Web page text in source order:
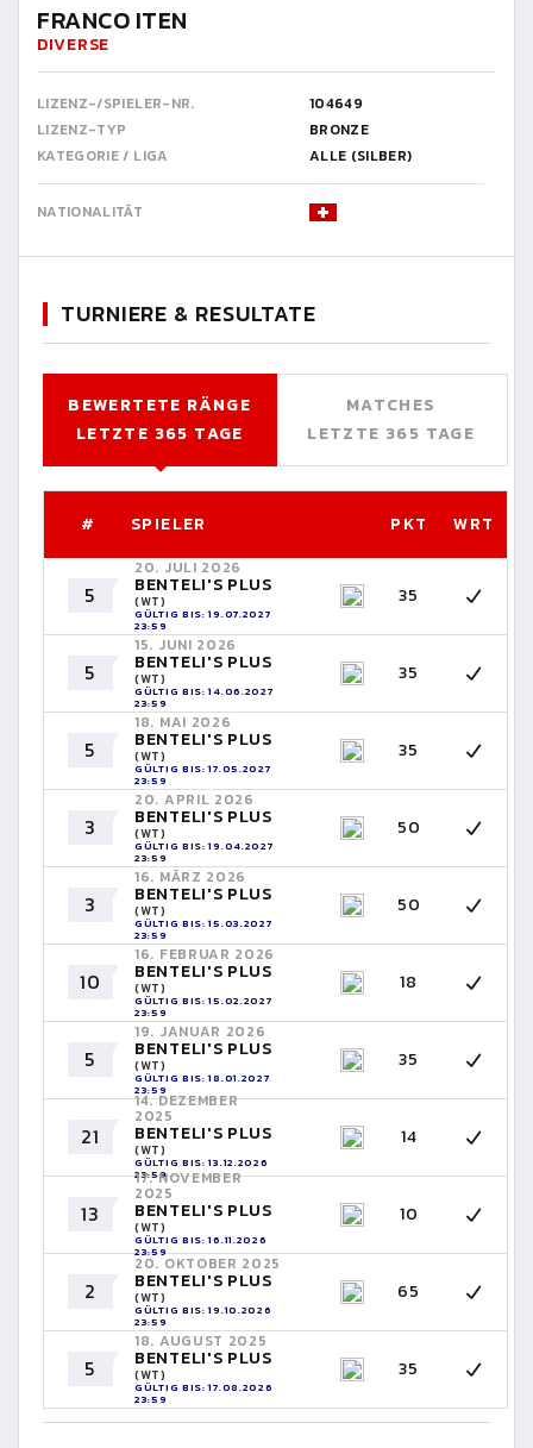
FRANCO ITEN
DIVERSE
LIZENZ-/SPIELER-NR.
104649
LIZENZ-TYP
BRONZE
KATEGORIE / LIGA
ALLE (SILBER)
NATIONALITÄT
TURNIERE & RESULTATE
BEWERTETE RÄNGE
LETZTE 365 TAGE
MATCHES
LETZTE 365 TAGE
# SPIELER PKT WRT
5
20. JULI 2026
BENTELI'S PLUS
(WT)
GÜLTIG BIS: 19.07.2027
23:59
35
5
15. JUNI 2026
BENTELI'S PLUS
(WT)
GÜLTIG BIS: 14.06.2027
23:59
35
5
18. MAI 2026
BENTELI'S PLUS
(WT)
GÜLTIG BIS: 17.05.2027
23:59
35
3
20. APRIL 2026
BENTELI'S PLUS
(WT)
GÜLTIG BIS: 19.04.2027
23:59
50
3
16. MÄRZ 2026
BENTELI'S PLUS
(WT)
GÜLTIG BIS: 15.03.2027
23:59
50
10
16. FEBRUAR 2026
BENTELI'S PLUS
(WT)
GÜLTIG BIS: 15.02.2027
23:59
18
5
19. JANUAR 2026
BENTELI'S PLUS
(WT)
GÜLTIG BIS: 18.01.2027
23:59
35
21
14. DEZEMBER
2025
BENTELI'S PLUS
(WT)
GÜLTIG BIS: 13.12.2026
23:59
14
13
17. NOVEMBER
2025
BENTELI'S PLUS
(WT)
GÜLTIG BIS: 16.11.2026
23:59
10
2
20. OKTOBER 2025
BENTELI'S PLUS
(WT)
GÜLTIG BIS: 19.10.2026
23:59
65
5
18. AUGUST 2025
BENTELI'S PLUS
(WT)
GÜLTIG BIS: 17.08.2026
23:59
35